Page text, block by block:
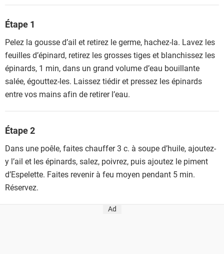
Étape 1
Pelez la gousse d’ail et retirez le germe, hachez-la. Lavez les
feuilles d’épinard, retirez les grosses tiges et blanchissez les
épinards, 1 min, dans un grand volume d’eau bouillante
salée, égouttez-les. Laissez tiédir et pressez les épinards
entre vos mains afin de retirer l’eau.
Étape 2
Dans une poêle, faites chauffer 3 c. à soupe d’huile, ajoutez-
y l’ail et les épinards, salez, poivrez, puis ajoutez le piment
d’Espelette. Faites revenir à feu moyen pendant 5 min.
Réservez.
Ad